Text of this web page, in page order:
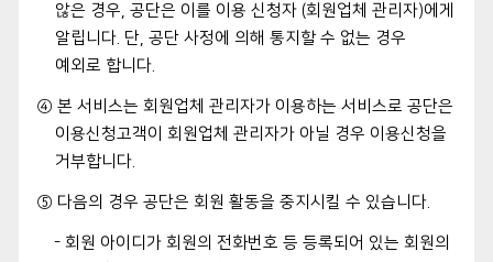
않은 경우, 공단은 이를 이용 신청자 (회원업체 관리자)에게
알립니다. 단, 공단 사정에 의해 통지할 수 없는 경우
예외로 합니다.
④ 본 서비스는 회원업체 관리자가 이용하는 서비스로 공단은
이용신청고객이 회원업체 관리자가 아닐 경우 이용신청을
거부합니다.
⑤ 다음의 경우 공단은 회원 활동을 중지시킬 수 있습니다.
- 회원 아이디가 회원의 전화번호 등 등록되어 있는 회원의